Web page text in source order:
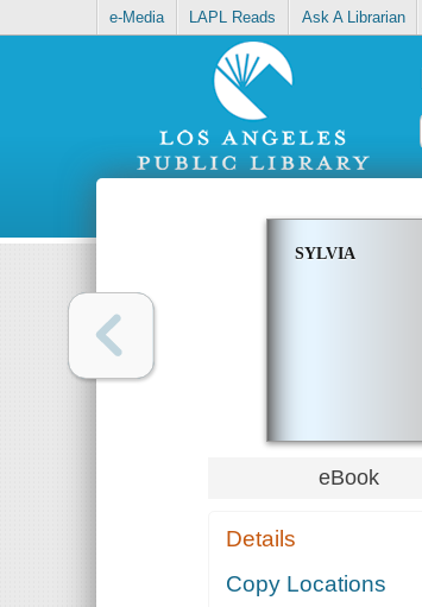
e-Media LAPL Reads Ask A Librarian
SYLVIA
eBook
Details
Copy Locations